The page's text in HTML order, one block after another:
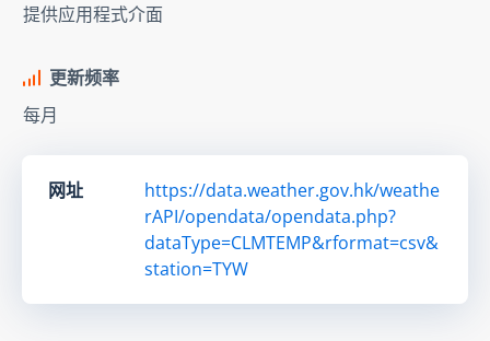
提供应用程式介面
更新频率
每月
网址
https://data.weather.gov.hk/weathe
rAPI/opendata/opendata.php?
dataType=CLMTEMP&rformat=csv&
station=TYW